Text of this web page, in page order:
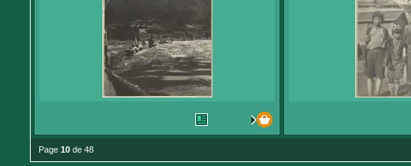
Page 10 de 48